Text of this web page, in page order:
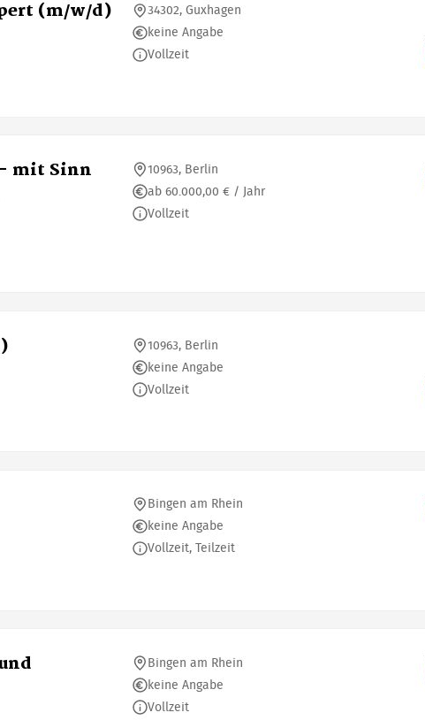
(m/w/d)
34302, Guxhagen
keine Angabe
Vollzeit
- mit Sinn
10963, Berlin
ab 60.000,00 € / Jahr
Vollzeit
10963, Berlin
keine Angabe
Vollzeit
Bingen am Rhein
keine Angabe
Vollzeit, Teilzeit
Bingen am Rhein
keine Angabe
Vollzeit